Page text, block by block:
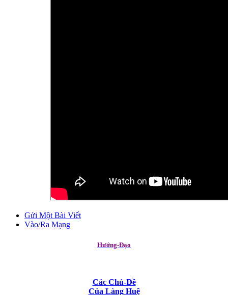
Gửi Một Bài Viết
Vào/Ra Mạng
Hướng-Đạo
Các Chủ-Đề
Của Làng Huệ